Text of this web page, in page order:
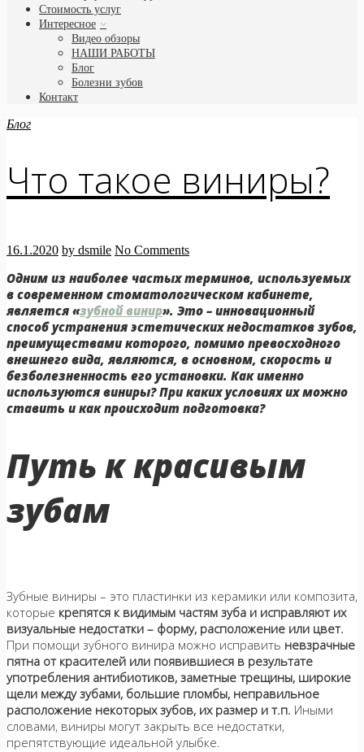
Стоимость услуг
Интересное
Видео обзоры
НАШИ РАБОТЫ
Блог
Болезни зубов
Контакт
Блог
Что такое виниры?
16.1.2020 by dsmile No Comments
Одним из наиболее частых терминов, используемых
в современном стоматологическом кабинете,
является «зубной винир». Это – инновационный
способ устранения эстетических недостатков зубов,
преимуществами которого, помимо превосходного
внешнего вида, являются, в основном, скорость и
безболезненность его установки. Как именно
используются виниры? При каких условиях их можно
ставить и как происходит подготовка?
Путь к красивым
зубам
Зубные виниры – это пластинки из керамики или композита,
которые крепятся к видимым частям зуба и исправляют их
визуальные недостатки – форму, расположение или цвет.
При помощи зубного винира можно исправить невзрачные
пятна от красителей или появившиеся в результате
употребления антибиотиков, заметные трещины, широкие
щели между зубами, большие пломбы, неправильное
расположение некоторых зубов, их размер и т.п. Иными
словами, виниры могут закрыть все недостатки,
препятствующие идеальной улыбке.